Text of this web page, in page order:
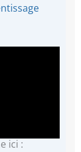
ici :